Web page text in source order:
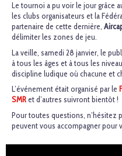
Le tournoi a pu voir le jour grâce
les clubs organisateurs et la
partenaire de cette dernière,
délimiter les zones de jeu.
La veille, samedi 28 janvier, le
à tous les âges et à tous les
discipline ludique où chacune et
L’événement était organisé par le
SMRet d’autres suivront bientôt !
Pour toutes questions, n’hésitez
peuvent vous accompagner pour